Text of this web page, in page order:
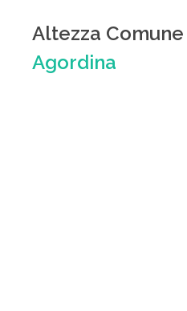
Altezza Comune
Agordina